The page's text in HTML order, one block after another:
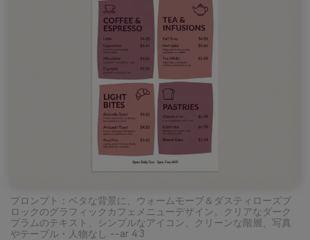
プロンプト：ベタな背景に、ウォームモーブ＆ダスティローズブ
ロックのグラフィックカフェメニューデザイン。クリアなダーク
プラムのテキスト、シンプルなアイコン、クリーンな階層、写真
やテーブル・人物なし --ar 4:3